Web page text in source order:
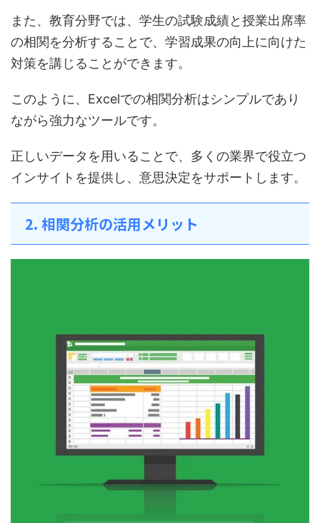
また、教育分野では、学生の試験成績と授業出席率
の相関を分析することで、学習成果の向上に向けた
対策を講じることができます。
このように、Excelでの相関分析はシンプルであり
ながら強力なツールです。
正しいデータを用いることで、多くの業界で役立つ
インサイトを提供し、意思決定をサポートします。
2. 相関分析の活用メリット